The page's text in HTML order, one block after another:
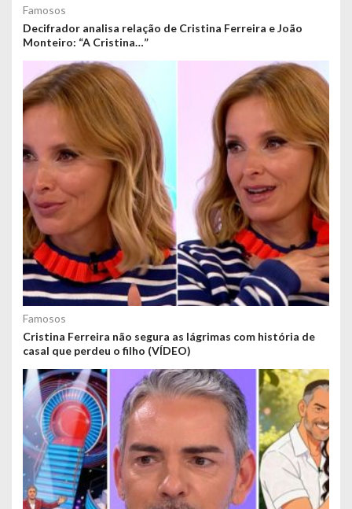
Famosos
Decifrador analisa relação de Cristina Ferreira e João
Monteiro: “A Cristina…”
Famosos
Cristina Ferreira não segura as lágrimas com história de
casal que perdeu o filho (VÍDEO)